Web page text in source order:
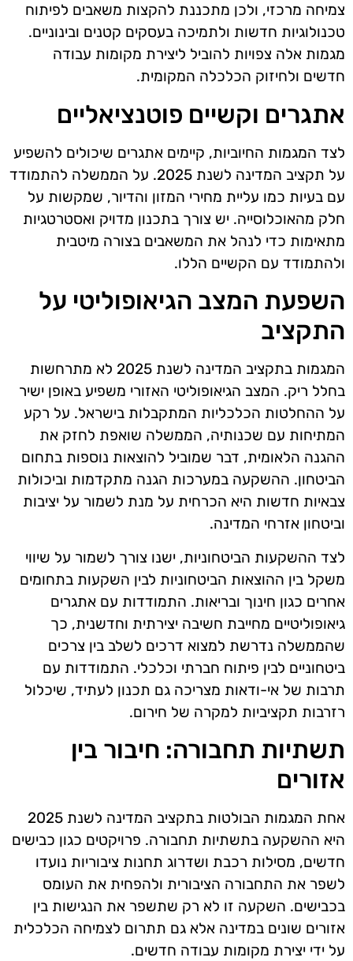
צמיחה מרכזי, ולכן מתכננת להקצות משאבים לפיתוח
טכנולוגיות חדשות ולתמיכה בעסקים קטנים ובינוניים.
מגמות אלה צפויות להוביל ליצירת מקומות עבודה
חדשים ולחיזוק הכלכלה המקומית.
אתגרים וקשיים פוטנציאליים
לצד המגמות החיוביות, קיימים אתגרים שיכולים להשפיע
על תקציב המדינה לשנת 2025. על הממשלה להתמודד
עם בעיות כמו עליית מחירי המזון והדיור, שמקשות על
חלק מהאוכלוסייה. יש צורך בתכנון מדויק ואסטרטגיות
מתאימות כדי לנהל את המשאבים בצורה מיטבית
ולהתמודד עם הקשיים הללו.
השפעת המצב הגיאופוליטי על
התקציב
המגמות בתקציב המדינה לשנת 2025 לא מתרחשות
בחלל ריק. המצב הגיאופוליטי האזורי משפיע באופן ישיר
על ההחלטות הכלכליות המתקבלות בישראל. על רקע
המתיחות עם שכנותיה, הממשלה שואפת לחזק את
ההגנה הלאומית, דבר שמוביל להוצאות נוספות בתחום
הביטחון. ההשקעה במערכות הגנה מתקדמות וביכולות
צבאיות חדשות היא הכרחית על מנת לשמור על יציבות
וביטחון אזרחי המדינה.
לצד ההשקעות הביטחוניות, ישנו צורך לשמור על שיווי
משקל בין ההוצאות הביטחוניות לבין השקעות בתחומים
אחרים כגון חינוך ובריאות. התמודדות עם אתגרים
גיאופוליטיים מחייבת חשיבה יצירתית וחדשנית, כך
שהממשלה נדרשת למצוא דרכים לשלב בין צרכים
ביטחוניים לבין פיתוח חברתי וכלכלי. התמודדות עם
תרבות של אי-ודאות מצריכה גם תכנון לעתיד, שיכלול
רזרבות תקציביות למקרה של חירום.
תשתיות תחבורה: חיבור בין
אזורים
אחת המגמות הבולטות בתקציב המדינה לשנת 2025
היא ההשקעה בתשתיות תחבורה. פרויקטים כגון כבישים
חדשים, מסילות רכבת ושדרוג תחנות ציבוריות נועדו
לשפר את התחבורה הציבורית ולהפחית את העומס
בכבישים. השקעה זו לא רק שתשפר את הנגישות בין
אזורים שונים במדינה אלא גם תתרום לצמיחה הכלכלית
על ידי יצירת מקומות עבודה חדשים.